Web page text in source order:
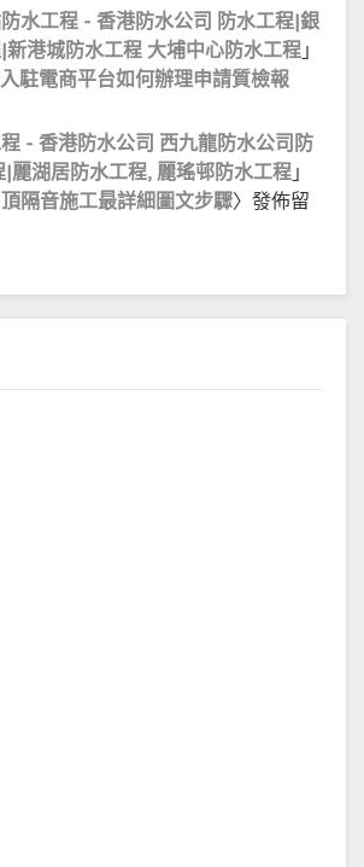
水工程 - 香港防水公司 防水工程|銀
港城防水工程 大埔中心防水工程 」
駐電商平台如何辦理申請質檢報
- 香港防水公司 西九龍防水公司防
麗湖居防水工程, 麗瑤邨防水工程 」
隔音施工最詳細圖文步驟〉發佈留